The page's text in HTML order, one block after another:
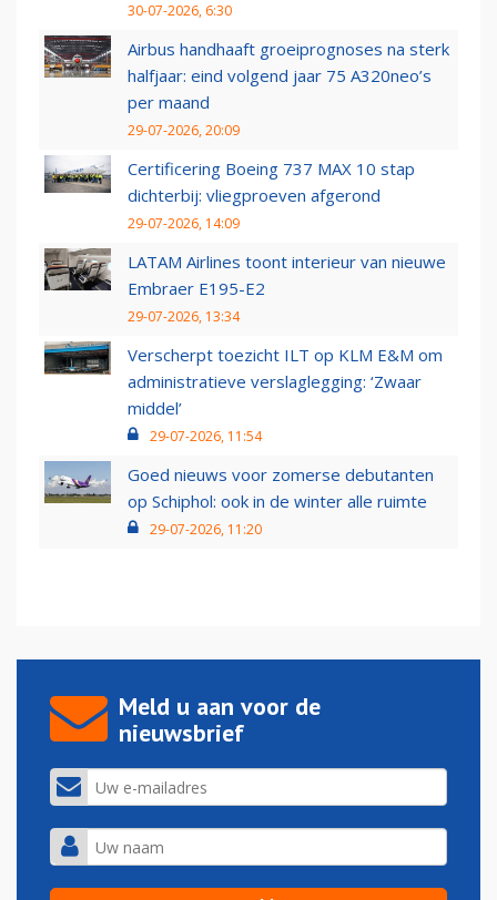
30-07-2026, 6:30
Airbus handhaaft groeiprognoses na sterk
halfjaar: eind volgend jaar 75 A320neo’s
per maand
29-07-2026, 20:09
Certificering Boeing 737 MAX 10 stap
dichterbij: vliegproeven afgerond
29-07-2026, 14:09
LATAM Airlines toont interieur van nieuwe
Embraer E195-E2
29-07-2026, 13:34
Verscherpt toezicht ILT op KLM E&M om
administratieve verslaglegging: ‘Zwaar
middel’
29-07-2026, 11:54
Goed nieuws voor zomerse debutanten
op Schiphol: ook in de winter alle ruimte
29-07-2026, 11:20
Meld u aan voor de
nieuwsbrief